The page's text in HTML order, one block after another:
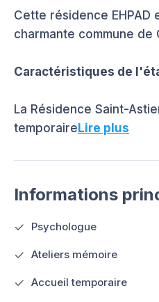
Cette résidence EHPAD
charmante commune de
Caractéristiques de
La Résidence Saint-
temporaireLire plus
Informations
Psychologue
Ateliers mémoire
Accueil temporaire